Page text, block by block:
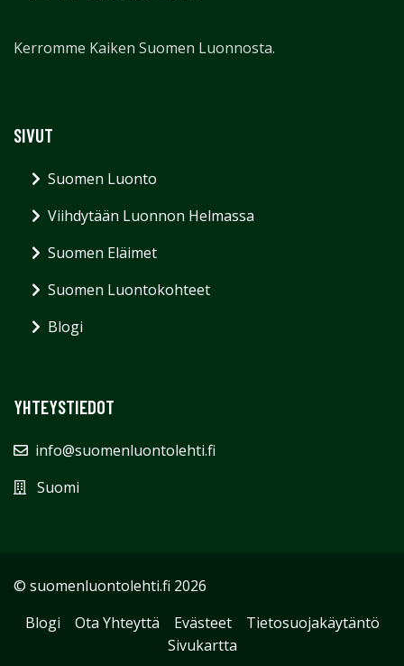
Kerromme Kaiken Suomen Luonnosta.
SIVUT
Suomen Luonto
Viihdytään Luonnon Helmassa
Suomen Eläimet
Suomen Luontokohteet
Blogi
YHTEYSTIEDOT
info@suomenluontolehti.fi
Suomi
© suomenluontolehti.fi 2026
Blogi
Ota Yhteyttä Evästeet
Tietosuojakäytäntö
Sivukartta